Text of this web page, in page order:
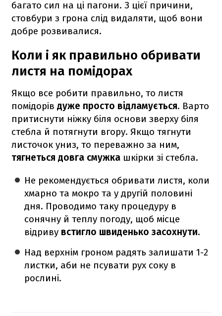
багато сил на ці пагони. З цієї причини,
стовбури з грона слід видаляти, щоб вони
добре розвивалися.
Коли і як правильно обривати
листя на помідорах
Якщо все робити правильно, то листя
помідорів дуже просто відламується. Варто
притиснути ніжку біля основи зверху біля
стебла й потягнути вгору. Якщо тягнути
листочок униз, то переважно за ним,
тягнеться довга смужка шкірки зі стебла.
Не рекомендується обривати листя, коли
хмарно та мокро та у другій половині
дня. Проводимо таку процедуру в
сонячну й теплу погоду, щоб місце
відриву встигло швиденько засохнути.
Над верхнім гроном радять залишати 1-2
листки, аби не псувати рух соку в
рослині.